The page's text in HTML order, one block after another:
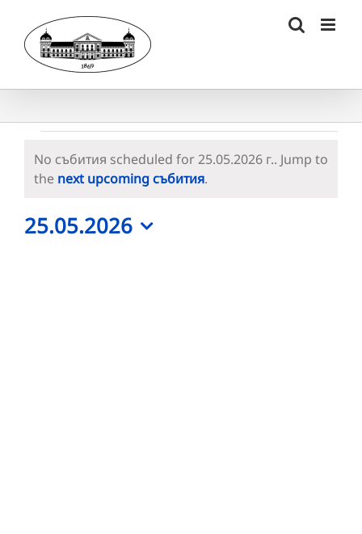
content
Събития
for
25.05.2026
г.
Notice
No събития scheduled for 25.05.2026 г.. Jump to
the next upcoming събития.
25.05.2026